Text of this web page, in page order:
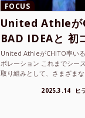
FOCUS
United Athleが
BAD IDEAと 初
United AthleがCHITO率い
ボレーション これまでシー
取り組みとして、さまざま
2025.3.14 ヒ